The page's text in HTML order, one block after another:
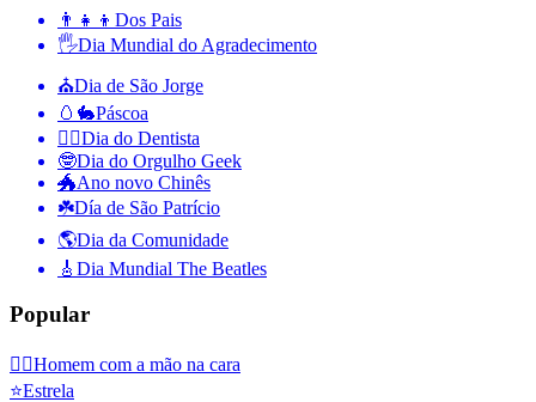
👨‍👧‍👦 Dos Pais
🖐Dia Mundial do Agradecimento
⛪️Dia de São Jorge
🥚🐇Páscoa
👨‍⚕️Dia do Dentista
🤓Dia do Orgulho Geek
🐲Ano novo Chinês
☘️Día de São Patrício
🌎Dia da Comunidade
🎸 Dia Mundial The Beatles
Popular
🤦‍♂️Homem com a mão na cara
⭐Estrela